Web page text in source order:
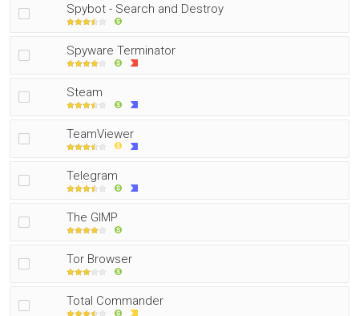
Spybot - Search and Destroy
Spyware Terminator
Steam
TeamViewer
Telegram
The GIMP
Tor Browser
Total Commander